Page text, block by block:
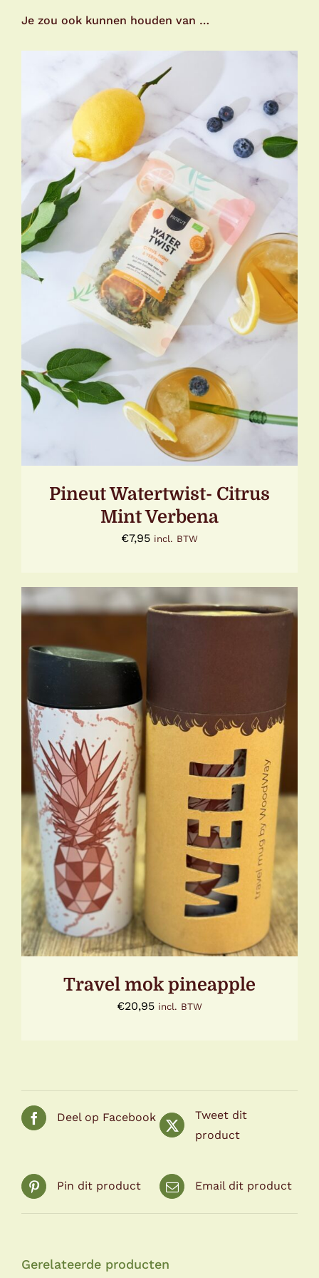
Je zou ook kunnen houden van …
TOEVOEGEN AAN WINKELWAGEN
/
DETAILS
Pineut Watertwist- Citrus
Mint Verbena
€7,95 incl. BTW
TOEVOEGEN AAN WINKELWAGEN
Travel mok pineapple
€20,95 incl. BTW
Deel op Facebook
Tweet dit
product
Pin dit product Email dit product
Gerelateerde producten